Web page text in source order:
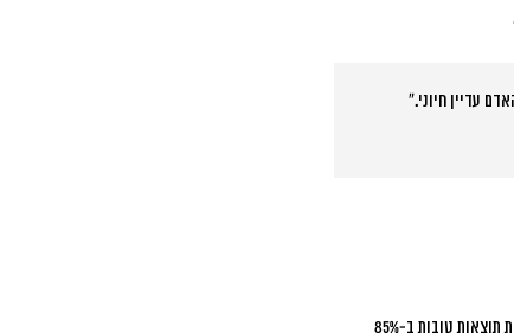
עדיין חיוני.”
מחקר שנערך השנה בקרב 200 חברות ישראליות מגלה תמונה מעניינת. באופטימיזציה של תקציבים, המערכות האוטומטיות משיגות תוצאות טובות ב-85%